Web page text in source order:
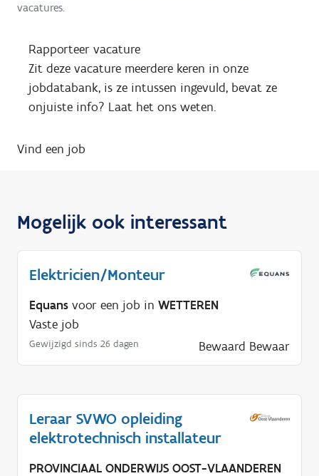
vacatures.
Rapporteer vacature
Zit deze vacature meerdere keren in onze
jobdatabank, is ze intussen ingevuld, bevat ze
onjuiste info? Laat het ons weten.
Vind een job
Mogelijk ook interessant
Elektricien/Monteur
Equans voor een job in WETTEREN
Vaste job
Gewijzigd sinds 26 dagen Bewaard Bewaar
Leraar SVWO opleiding
elektrotechnisch installateur
PROVINCIAAL ONDERWIJS OOST-VLAANDEREN